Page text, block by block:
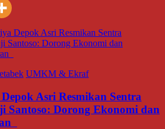
UMKM & Ekraf
Asri Resmikan Sentra
Santoso: Dorong Ekonomi dan